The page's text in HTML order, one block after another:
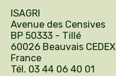
ISAGRI
Avenue des Censives
BP 50333 - Tillé
60026 Beauvais CEDEX
France
Tél. 03 44 06 40 01